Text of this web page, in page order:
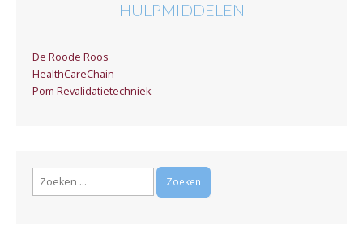
HULPMIDDELEN
De Roode Roos
HealthCareChain
Pom Revalidatietechniek
Zoeken